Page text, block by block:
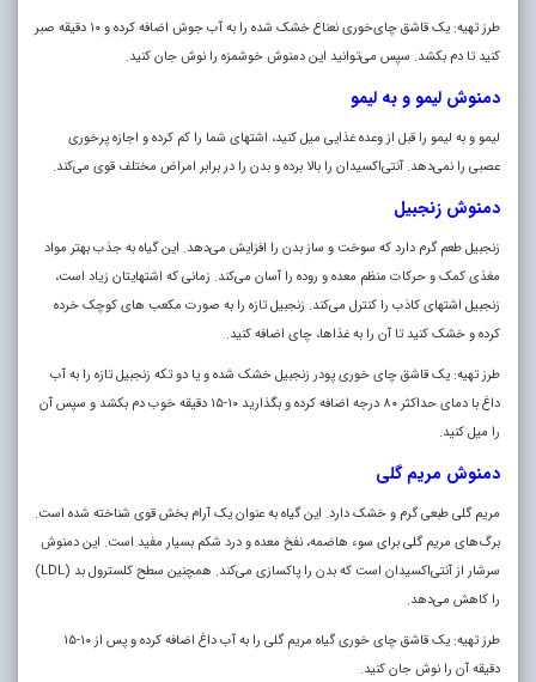
طرز تهیه: یک قاشق چای‌خوری نعناع خشک شده را به آب جوش اضافه کرده و ۱۰ دقیقه صبر
کنید تا دم بکشد. سپس می‌توانید این دمنوش خوشمزه را نوش جان کنید.
دمنوش لیمو و به لیمو
لیمو و به لیمو را قبل از وعده غذایی میل کنید، اشتهای شما را کم کرده و اجازه پرخوری
عصبی را نمی‌دهد. آنتی‌اکسیدان را بالا برده و بدن را در برابر امراض مختلف قوی می‌کند.
دمنوش زنجبیل
زنجبیل طعم گرم دارد که سوخت و ساز بدن را افزایش می‌دهد. این گیاه به جذب بهتر مواد
مغذی کمک و حرکات منظم معده و روده را آسان می‌کند. زمانی که اشتهایتان زیاد است،
زنجبیل اشتهای کاذب را کنترل می‌کند. زنجبیل تازه را به صورت مکعب‌ های کوچک خرده
کرده و خشک کنید تا آن را به غذاها، چای اضافه کنید.
طرز تهیه: یک قاشق چای‌ خوری پودر زنجبیل خشک شده و یا دو تکه زنجبیل تازه را به آب
داغ با دمای حداکثر ۸۰ درجه اضافه کرده و بگذارید ۱۰-۱۵ دقیقه خوب دم بکشد و سپس آن
را میل کنید.
دمنوش مریم گلی
مریم گلی طبعی گرم و خشک دارد. این گیاه به عنوان یک آرام‌ بخش قوی شناخته شده است.
برگ‌های مریم گلی برای سوء هاضمه، نفخ معده و درد شکم بسیار مفید است. این دمنوش
سرشار از آنتی‌اکسیدان است که بدن را پاکسازی می‌کند. همچنین سطح کلسترول بد (LDL)
را کاهش می‌دهد.
طرز تهیه: یک قاشق چای‌ خوری گیاه مریم گلی را به آب داغ اضافه کرده و پس از ۱۰-۱۵
دقیقه آن را نوش جان کنید.